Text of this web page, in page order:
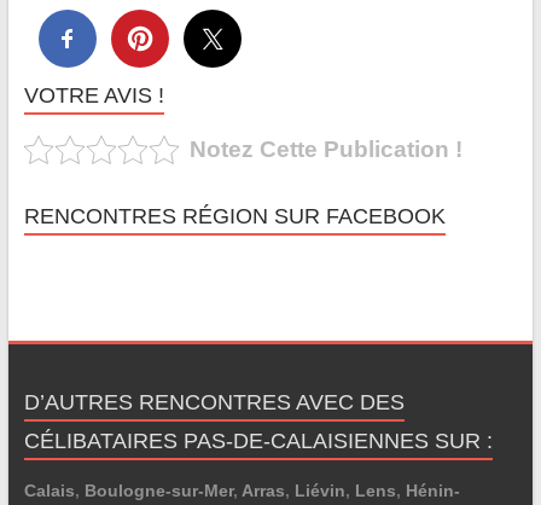
VOTRE AVIS !
Notez Cette Publication !
RENCONTRES RÉGION SUR FACEBOOK
D’AUTRES RENCONTRES AVEC DES
CÉLIBATAIRES PAS-DE-CALAISIENNES SUR :
Calais, Boulogne-sur-Mer, Arras, Liévin, Lens, Hénin-